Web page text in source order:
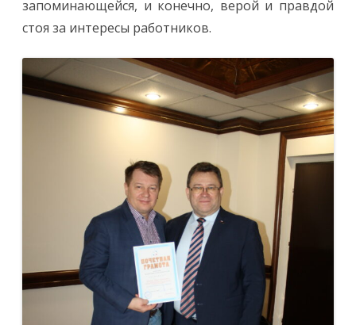
запоминающейся, и конечно, верой и правдой
стоя за интересы работников.